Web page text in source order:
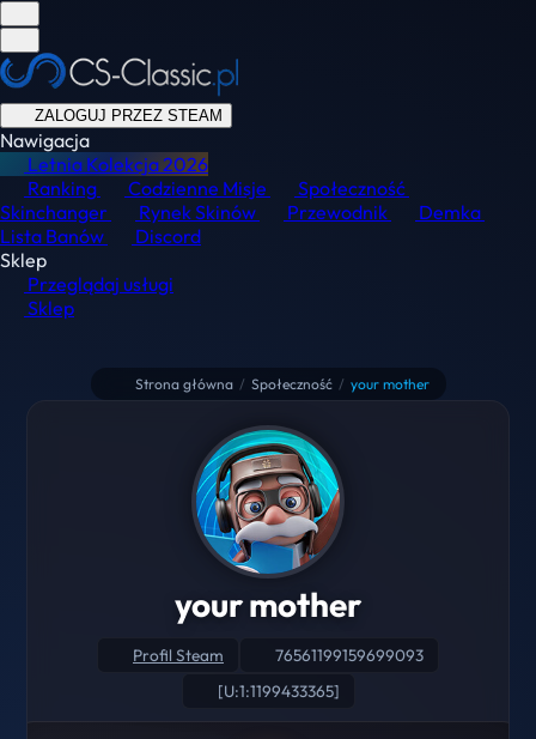
ZALOGUJ PRZEZ STEAM
Nawigacja
Letnia Kolekcja2026
Ranking
Codzienne Misje
Społeczność
Skinchanger
Rynek Skinów Przewodnik
Demka
Lista Banów
Discord
Sklep
Przeglądaj usługi
Sklep
Strona główna / Społeczność / your mother
your mother
Profil Steam
76561199159699093
[U:1:1199433365]